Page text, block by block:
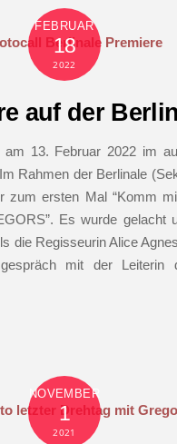
FEBRUAR
18
2022
auf der
am 13. Februar 2022 im
Rahmen der Berlinale
zum ersten Mal “Komm
Es wurde gelacht
die Regisseurin Alice
mit der Leiterin
NOVEMBER
1
2021